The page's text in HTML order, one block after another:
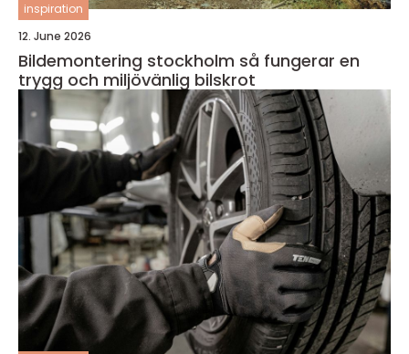
inspiration
12. June 2026
Bildemontering stockholm så fungerar en
trygg och miljövänlig bilskrot